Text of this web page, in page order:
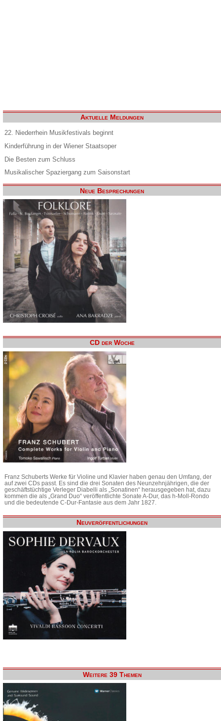
Aktuelle Meldungen
22. Niederrhein Musikfestivals beginnt
Kinderführung in der Wiener Staatsoper
Die Besten zum Schluss
Musikalischer Spaziergang zum Saisonstart
Neue Besprechungen
CD der Woche
Franz Schuberts Werke für Violine und Klavier haben genau den Umfang, der
auf zwei CDs passt. Es sind die drei Sonaten des Neunzehnjährigen, die der
geschäftstüchtige Verleger Diabelli als „Sonatinen“ herausgegeben hat, dazu
kommen die als „Grand Duo“ veröffentlichte Sonate A-Dur, das h-Moll-Rondo
und die bedeutende C-Dur-Fantasie aus dem Jahr 1827.
Neuveröffentlichungen
Weitere 39 Themen